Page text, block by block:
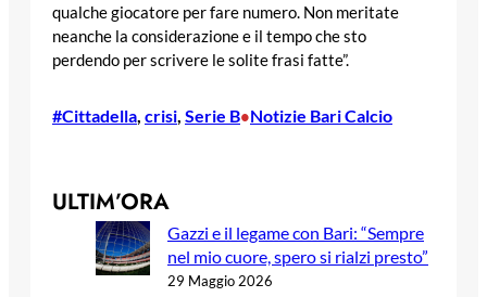
qualche giocatore per fare numero. Non meritate
neanche la considerazione e il tempo che sto
perdendo per scrivere le solite frasi fatte”.
#Cittadella, crisi, Serie B•Notizie Bari Calcio
ULTIM’ORA
Gazzi e il legame con Bari: “Sempre
nel mio cuore, spero si rialzi presto”
29 Maggio 2026